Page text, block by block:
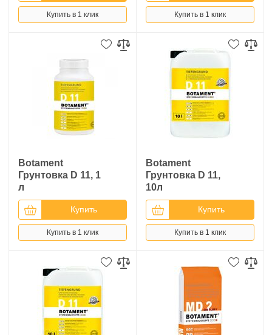
Купить в 1 клик Купить в 1 клик
Botament
Грунтовка D 11, 1
л
Купить
Купить в 1 клик
Botament
Грунтовка D 11,
10л
Купить
Купить в 1 клик